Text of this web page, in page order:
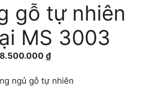
gỗ tự nhiên
MS 3003
₫Giá
tại
ngủ gỗ tự nhiên